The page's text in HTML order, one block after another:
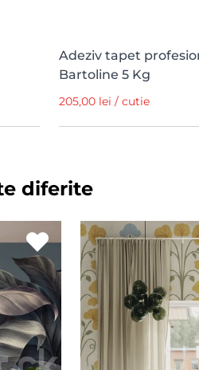
Adeziv tapet
Bartoline 5 Kg
205,00 lei / cutie
diferite